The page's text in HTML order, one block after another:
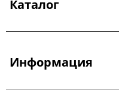
Каталог
Информация